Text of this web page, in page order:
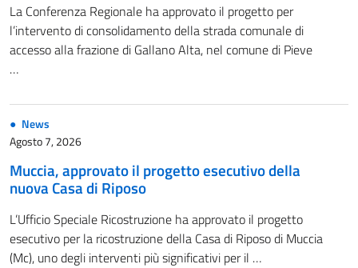
La Conferenza Regionale ha approvato il progetto per
l’intervento di consolidamento della strada comunale di
accesso alla frazione di Gallano Alta, nel comune di Pieve
…
News
Agosto 7, 2026
Muccia, approvato il progetto esecutivo della
nuova Casa di Riposo
L’Ufficio Speciale Ricostruzione ha approvato il progetto
esecutivo per la ricostruzione della Casa di Riposo di Muccia
(Mc), uno degli interventi più significativi per il …